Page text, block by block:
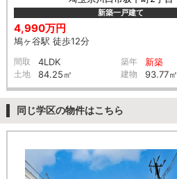
新築一戸建て
4,990万円
鳩ヶ谷駅 徒歩12分
間取 4LDK 築年 新築
土地 84.25㎡ 建物 93.77㎡
同じ学区の物件はこちら